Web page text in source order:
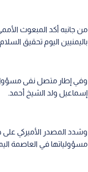
من جانبه أكد المبعوث
باليمنيين اليوم تحقيق
وفي إطار متصل نفى مسؤول
إسماعيل ولد الشيخ أحمد.
وشدد المصدر الأميركي
مسؤولياتها في العاصمة